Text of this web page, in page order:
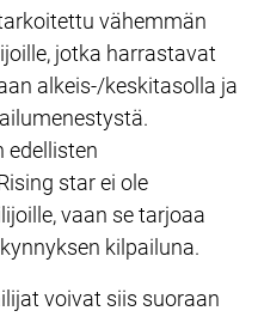
vähemmän
jotka harrastavat
alkeis-/keskitasolla ja
edellisten
star ei ole
vaan se tarjoaa
kilpailuna.
voivat siis suoraan